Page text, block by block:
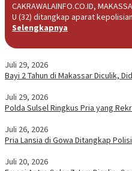
CAKRAWALAINFO.CO.ID,
U (32) ditangkap aparat
Selengkapnya
Juli 29, 2026
Bayi 2 Tahun di Makassar Diculik,
Juli 29, 2026
Polda Sulsel Ringkus Pria yang
Juli 26, 2026
Pria Lansia di Gowa Ditangkap
Juli 20, 2026